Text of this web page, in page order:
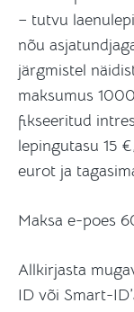
– tutvu
nõu
järgmistel
maksumus
fikseeritud
lepingutasu 15
eurot ja
Maksa e-poes
Allkirjasta
ID või Smart-